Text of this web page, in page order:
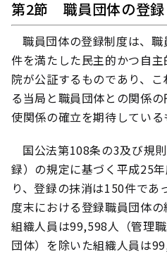
第2節 職員団体の登録
職員団体の登録制度は、
件を満たした民主的かつ自
院が公証するものであり、
る当局と職員団体との関係
使関係の確立を期待している
国公法第108条の3及び規
録）の規定に基づく平成25
り、登録の抹消は150件であ
度末における登録職員団体の
組織人員は99,598人（管理
団体）を除いた組織人員は